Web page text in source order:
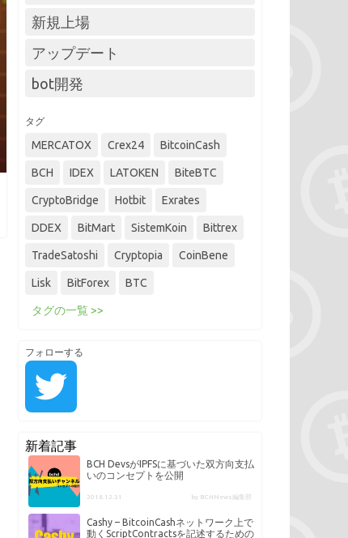
新規上場
アップデート
bot開発
タグ
MERCATOX Crex24 BitcoinCash
BCH IDEX LATOKEN BiteBTC
CryptoBridge Hotbit Exrates
DDEX BitMart SistemKoin Bittrex
TradeSatoshi Cryptopia CoinBene
Lisk BitForex BTC
タグの一覧 >>
フォローする
新着記事
BCH DevsがIPFSに基づいた双方向支払
いのコンセプトを公開
2018.12.31 by BCHNews編集部
Cashy – BitcoinCashネットワーク上で
動くScriptContractsを記述するための